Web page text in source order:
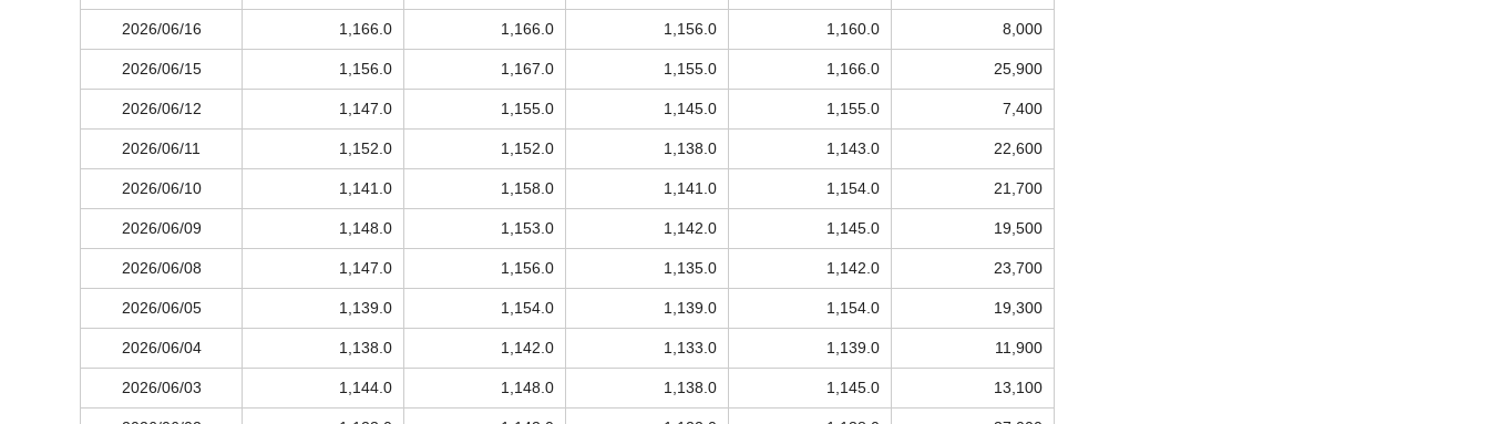
2026/06/16 1,166.0 1,166.0 1,156.0 1,160.0 8,000
2026/06/15 1,156.0 1,167.0 1,155.0 1,166.0 25,900
2026/06/12 1,147.0 1,155.0 1,145.0 1,155.0 7,400
2026/06/11 1,152.0 1,152.0 1,138.0 1,143.0 22,600
2026/06/10 1,141.0 1,158.0 1,141.0 1,154.0 21,700
2026/06/09 1,148.0 1,153.0 1,142.0 1,145.0 19,500
2026/06/08 1,147.0 1,156.0 1,135.0 1,142.0 23,700
2026/06/05 1,139.0 1,154.0 1,139.0 1,154.0 19,300
2026/06/04 1,138.0 1,142.0 1,133.0 1,139.0 11,900
2026/06/03 1,144.0 1,148.0 1,138.0 1,145.0 13,100